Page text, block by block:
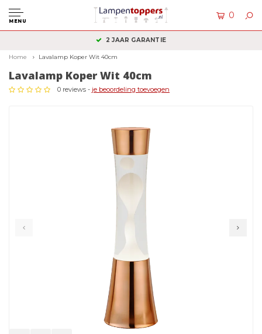
MENU
0
KLANTENSERVICE: +31 (0)36 2340050
Home Lavalamp Koper Wit 40cm
Lavalamp Koper Wit 40cm
0 reviews - je beoordeling toevoegen